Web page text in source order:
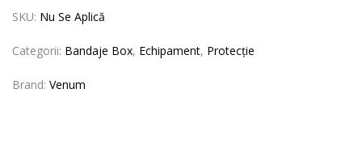
SKU: Nu Se Aplică
Categorii: Bandaje Box, Echipament, Protecție
Brand: Venum